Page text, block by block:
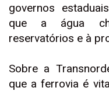
governos
que a água
reservatórios e à
Sobre a
que a ferrovia é